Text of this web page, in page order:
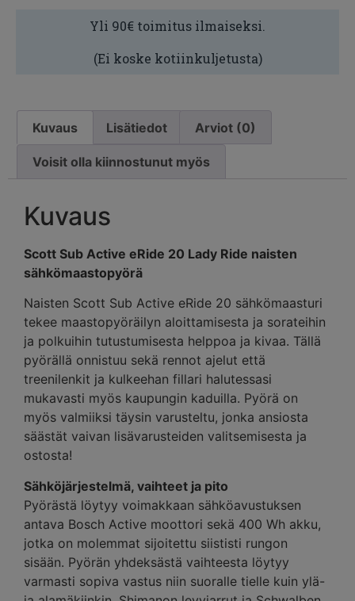
Yli 90€ toimitus ilmaiseksi.
(Ei koske kotiinkuljetusta)
Kuvaus Lisätiedot Arviot (0)
Voisit olla kiinnostunut myös
Kuvaus
Scott Sub Active eRide 20 Lady Ride naisten
sähkömaastopyörä
Naisten Scott Sub Active eRide 20 sähkömaasturi
tekee maastopyöräilyn aloittamisesta ja sorateihin
ja polkuihin tutustumisesta helppoa ja kivaa. Tällä
pyörällä onnistuu sekä rennot ajelut että
treenilenkit ja kulkeehan fillari halutessasi
mukavasti myös kaupungin kaduilla. Pyörä on
myös valmiiksi täysin varusteltu, jonka ansiosta
säästät vaivan lisävarusteiden valitsemisesta ja
ostosta!
Sähköjärjestelmä, vaihteet ja pito
Pyörästä löytyy voimakkaan sähköavustuksen
antava Bosch Active moottori sekä 400 Wh akku,
jotka on molemmat sijoitettu siististi rungon
sisään. Pyörän yhdeksästä vaihteesta löytyy
varmasti sopiva vastus niin suoralle tielle kuin ylä-